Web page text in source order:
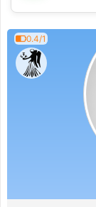
0.4/1